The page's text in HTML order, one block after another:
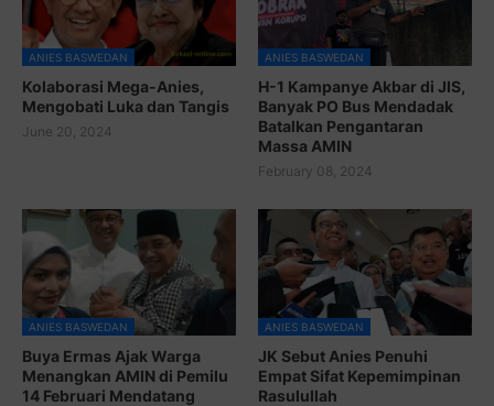
ANIES BASWEDAN
Kolaborasi Mega-Anies,
Mengobati Luka dan Tangis
June 20, 2024
ANIES BASWEDAN
H-1 Kampanye Akbar di JIS,
Banyak PO Bus Mendadak
Batalkan Pengantaran
Massa AMIN
February 08, 2024
ANIES BASWEDAN
Buya Ermas Ajak Warga
Menangkan AMIN di Pemilu
14 Februari Mendatang
ANIES BASWEDAN
JK Sebut Anies Penuhi
Empat Sifat Kepemimpinan
Rasulullah